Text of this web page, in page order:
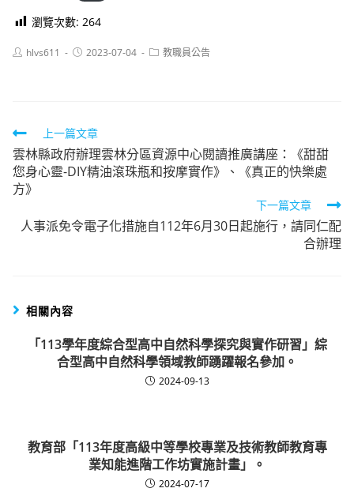
瀏覽次數: 264
Posthlvs611
Post2023-07-04
Post教職員公告
Read
more
articles
上一篇文章
雲林縣政府辦理雲林分區資源中心閱讀推廣講座：《甜甜
您身心靈-DIY精油滾珠瓶和按摩實作》、《真正的快樂處
方》
下一篇文章
人事派免令電子化措施自112年6月30日起施行，請同仁配
合辦理
相關內容
「113學年度綜合型高中自然科學探究與實作研習」綜
合型高中自然科學領域教師踴躍報名參加。
2024-09-13
教育部「113年度高級中等學校專業及技術教師教育專
業知能進階工作坊實施計畫」。
2024-07-17